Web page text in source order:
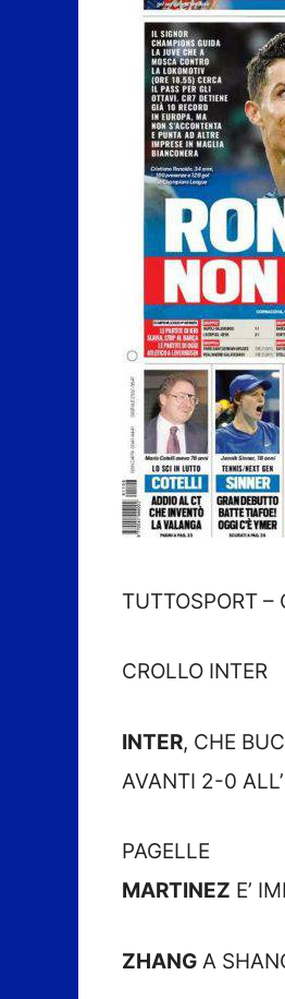
TUTTOSPORT
CROLLO INTER
INTER, CHE
AVANTI 2-0
PAGELLE
MARTINEZ E’
ZHANG A